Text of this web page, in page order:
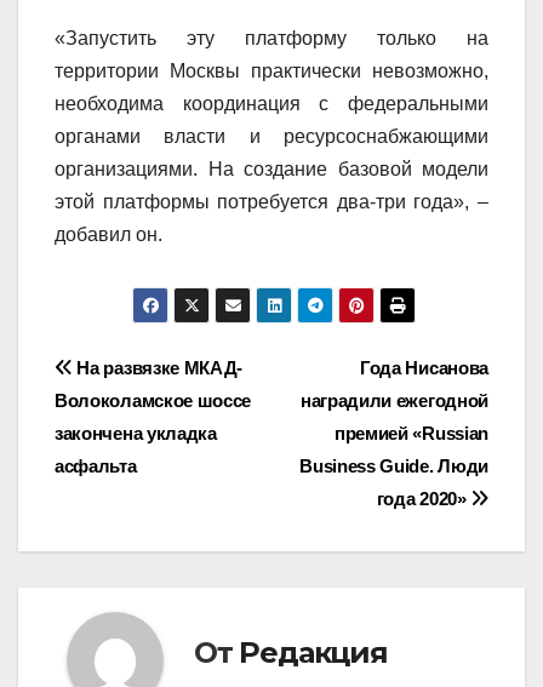
«Запустить эту платформу только на
территории Москвы практически невозможно,
необходима координация с федеральными
органами власти и ресурсоснабжающими
организациями. На создание базовой модели
этой платформы потребуется два-три года», –
добавил он.
Навигация
по
записям
Года Нисанова
наградили ежегодной
премией «Russian
Business Guide. Люди
года 2020»
На развязке МКАД-
Волоколамское шоссе
закончена укладка
асфальта
От Редакция